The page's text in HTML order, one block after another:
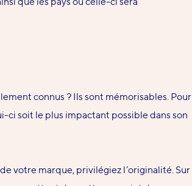
connus ? Ils sont mémorisables. Pour
ci soit le plus impactant possible dans son
votre marque, privilégiez l’originalité. Sur